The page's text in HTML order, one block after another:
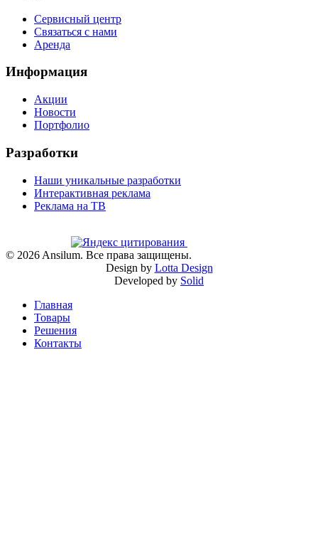
Сервисный центр
Связаться с нами
Аренда
Информация
Акции
Новости
Портфолио
Разработки
Наши уникальные разработки
Интерактивная реклама
Реклама на ТВ
© 2026 Ansilum. Все права защищены.
Design by Lotta Design
Developed by Solid
Главная
Товары
Решения
Контакты